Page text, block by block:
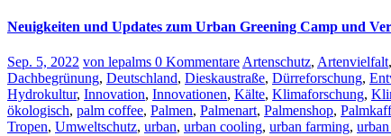
Neuigkeiten und Updates zum Urban Greening Camp und
Sep. 5, 2022 von lepalms 0 Kommentare Artenschutz, Artenvielfalt,
Dachbegrünung, Deutschland, Dieskaustraße, Dürreforschung,
Hydrokultur, Innovation, Innovationen, Kälte, Klimaforschung,
ökologisch, palm coffee, Palmen, Palmenart, Palmenshop,
Tropen, Umweltschutz, urban, urban cooling, urban farming,